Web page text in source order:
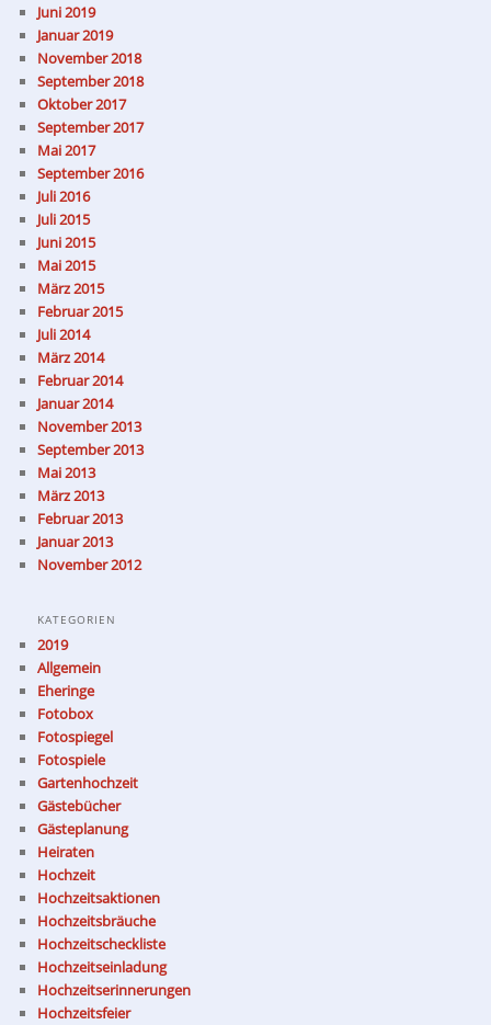
Juni 2019
Januar 2019
November 2018
September 2018
Oktober 2017
September 2017
Mai 2017
September 2016
Juli 2016
Juli 2015
Juni 2015
Mai 2015
März 2015
Februar 2015
Juli 2014
März 2014
Februar 2014
Januar 2014
November 2013
September 2013
Mai 2013
März 2013
Februar 2013
Januar 2013
November 2012
KATEGORIEN
2019
Allgemein
Eheringe
Fotobox
Fotospiegel
Fotospiele
Gartenhochzeit
Gästebücher
Gästeplanung
Heiraten
Hochzeit
Hochzeitsaktionen
Hochzeitsbräuche
Hochzeitscheckliste
Hochzeitseinladung
Hochzeitserinnerungen
Hochzeitsfeier